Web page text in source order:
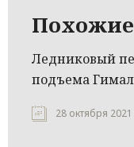
Ледниковый
подъема
28 октября